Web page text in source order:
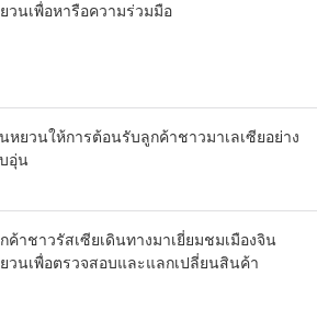
วนเพื่อหารือความร่วมมือ
หยวนให้การต้อนรับลูกค้าชาวมาเลเซียอย่าง
อุ่น
ค้าชาวรัสเซียเดินทางมาเยี่ยมชมเมืองจิน
วนเพื่อตรวจสอบและแลกเปลี่ยนสินค้า